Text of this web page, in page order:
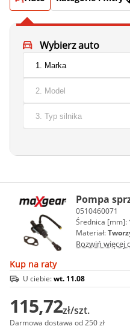
Wybierz auto
Pompa
0510460071
Średnica [mm]:
Materiał:
Rozwiń więcej
Kup na raty
U ciebie:wt. 11.08
115,72zł/szt.
Darmowa dostawa od 250 zł